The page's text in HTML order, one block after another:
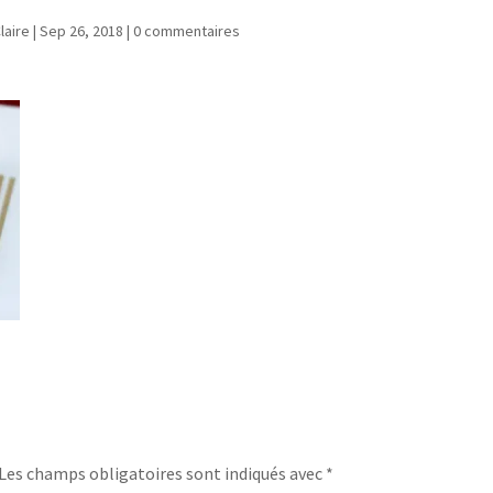
| Sep 26, 2018 | 0 commentaires
champs obligatoires sont indiqués avec *